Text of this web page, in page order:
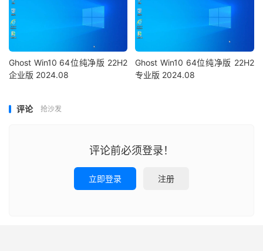
Ghost Win10 64位纯净版 22H2
企业版 2024.08
Ghost Win10 64位纯净版 22H2
专业版 2024.08
评论 抢沙发
评论前必须登录！
立即登录 注册